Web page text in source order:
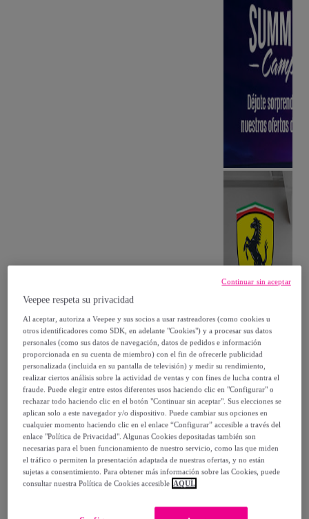
Veepee respeta su privacidad
Al aceptar, autoriza a Veepee y sus socios a usar rastreadores (como cookies u
otros identificadores como SDK, en adelante "Cookies") y a procesar sus datos
personales (como sus datos de navegación, datos de pedidos e información
proporcionada en su cuenta de miembro) con el fin de ofrecerle publicidad
personalizada (incluida en su pantalla de televisión) y medir su rendimiento,
realizar ciertos análisis sobre la actividad de ventas y con fines de lucha contra el
fraude. Puede elegir entre estos diferentes usos haciendo clic en "Configurar" o
rechazar todo haciendo clic en el botón "Continuar sin aceptar". Sus elecciones se
aplican solo a este navegador y/o dispositivo. Puede cambiar sus opciones en
cualquier momento haciendo clic en el enlace “Configurar” accesible a través del
enlace "Política de Privacidad". Algunas Cookies depositadas también son
necesarias para el buen funcionamiento de nuestro servicio, como las que miden
el tráfico o permiten la presentación adaptada de nuestras ofertas, y no están
sujetas a consentimiento. Para obtener más información sobre las Cookies, puede
consultar nuestra Política de Cookies accesible AQUÍ.
Continuar sin aceptar